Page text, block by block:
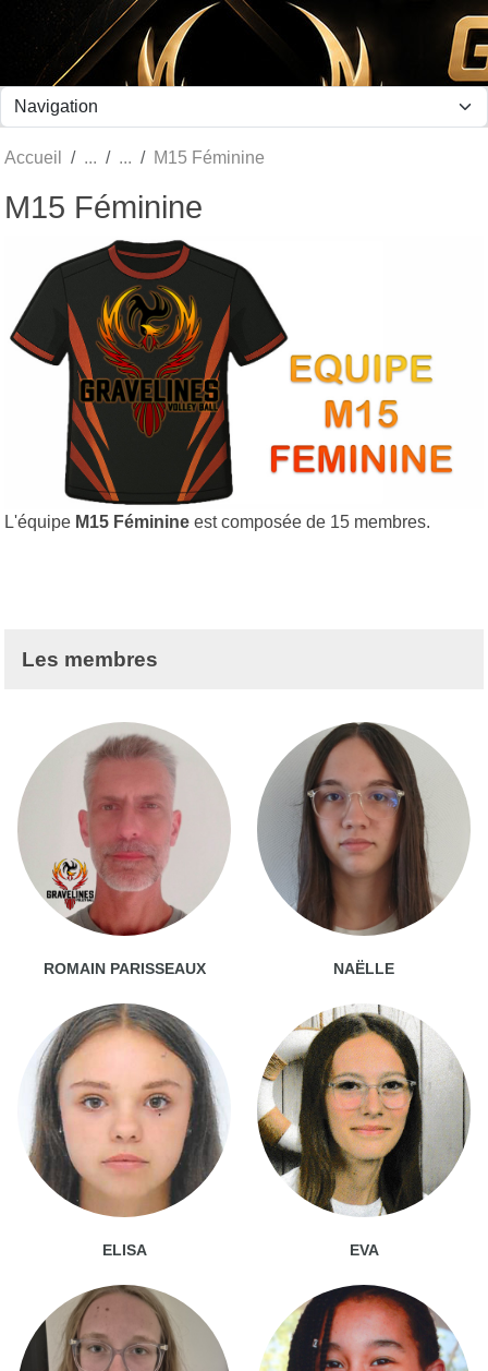
Accueil M15 Féminine
M15 Féminine
L'équipe M15 Féminine est composée de 15 membres.
Les membres
ROMAIN PARISSEAUX NAËLLE
ELISA EVA
Panneau de gestion des cookies